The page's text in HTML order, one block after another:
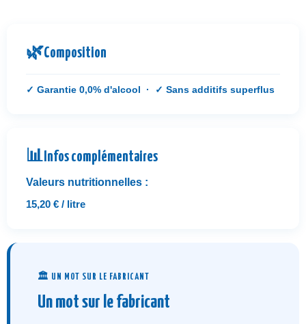
🌿Composition
✓ Garantie 0,0% d'alcool · ✓ Sans additifs superflus
📊 Infos complémentaires
Valeurs nutritionnelles :
15,20 € / litre
🏛️ UN MOT SUR LE FABRICANT
Un mot sur le fabricant